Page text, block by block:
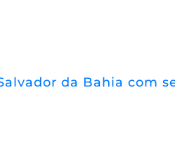
da Bahia com